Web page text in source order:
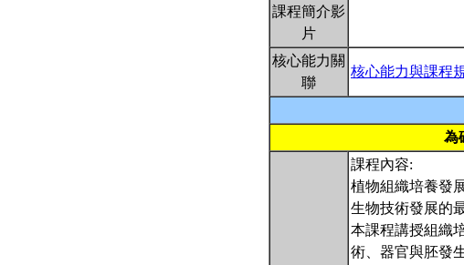
課程簡介影
片
核心能力關
聯
核心能力與課程
為
課程內容:
植物組織培養發
生物技術發展的
本課程講授組織
術、器官與胚發